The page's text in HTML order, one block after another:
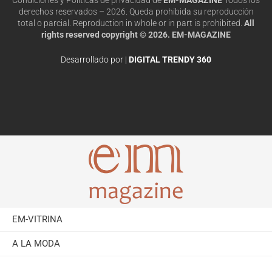
derechos reservados – 2026. Queda prohibida su reproducción
total o parcial. Reproduction in whole or in part is prohibited. All
rights reserved copyright © 2026. EM-MAGAZINE
Desarrollado por | DIGITAL TRENDY 360
EM-VITRINA
A LA MODA